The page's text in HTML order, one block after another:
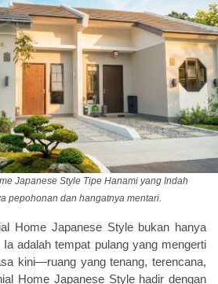
Japanese Style Tipe Hanami yang Indah
pepohonan dan hangatnya mentari.
Home Japanese Style bukan hanya
adalah tempat pulang yang mengerti
kini—ruang yang tenang, terencana,
Home Japanese Style hadir dengan